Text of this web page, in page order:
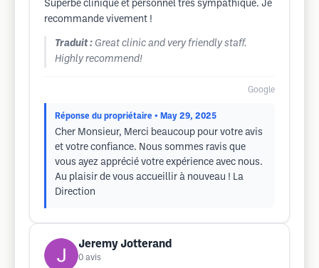
Superbe clinique et personnel très sympathique. Je
recommande vivement !
Traduit : Great clinic and very friendly staff.
Highly recommend!
Google
Réponse du propriétaire • May 29, 2025
Cher Monsieur, Merci beaucoup pour votre avis
et votre confiance. Nous sommes ravis que
vous ayez apprécié votre expérience avec nous.
Au plaisir de vous accueillir à nouveau ! La
Direction
Jeremy Jotterand
0 avis